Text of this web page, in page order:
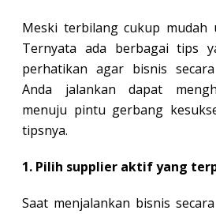
Meski terbilang cukup mudah
Ternyata ada berbagai tips
perhatikan agar bisnis
Anda jalankan dapat
menuju pintu gerbang
tipsnya.
1. Pilih supplier aktif yang
Saat menjalankan bisnis